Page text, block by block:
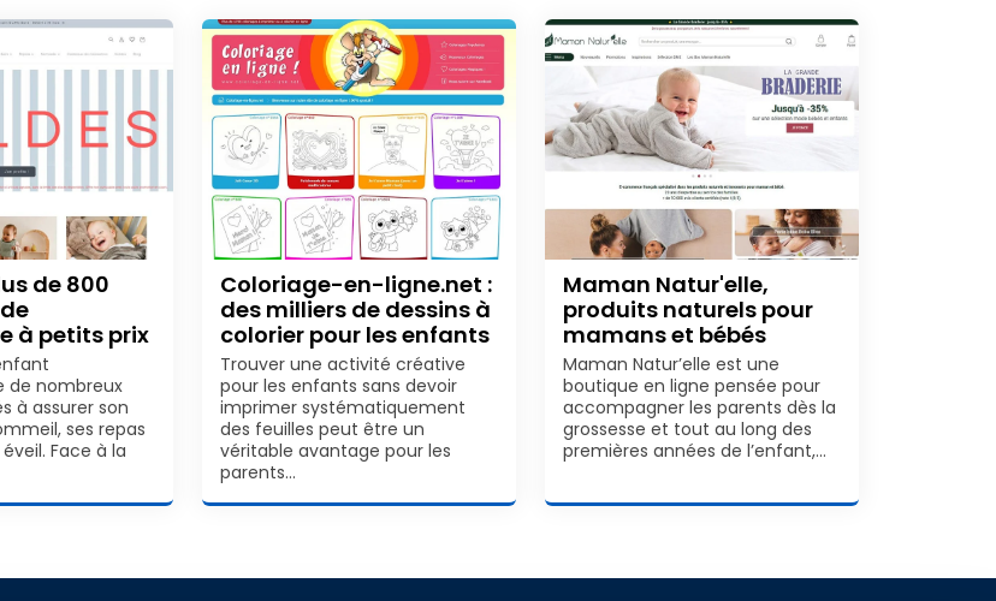
de 800
à petits prix
de nombreux
à assurer son
ses repas
Face à la
Coloriage-en-ligne.net :
des milliers de dessins à
colorier pour les enfants
Trouver une activité créative
pour les enfants sans devoir
imprimer systématiquement
des feuilles peut être un
véritable avantage pour les
parents…
Maman Natur'elle,
produits naturels pour
mamans et bébés
Maman Natur’elle est une
boutique en ligne pensée pour
accompagner les parents dès la
grossesse et tout au long des
premières années de l’enfant,…